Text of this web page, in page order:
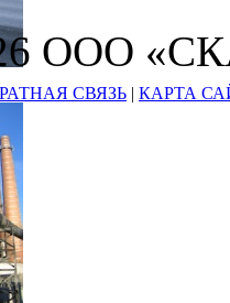
ООО
СВЯЗЬ | КАРТА